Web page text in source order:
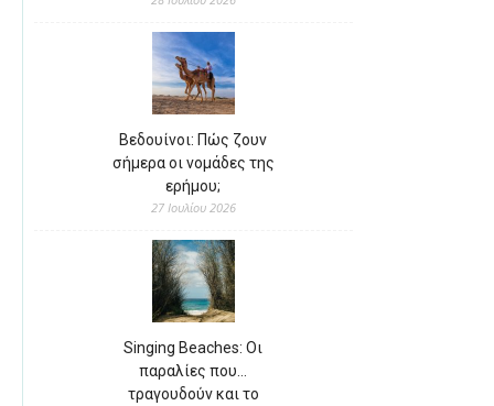
Βεδουίνοι: Πώς ζουν
σήμερα οι νομάδες της
ερήμου;
27 Ιουλίου 2026
Singing Beaches: Οι
παραλίες που…
τραγουδούν και το